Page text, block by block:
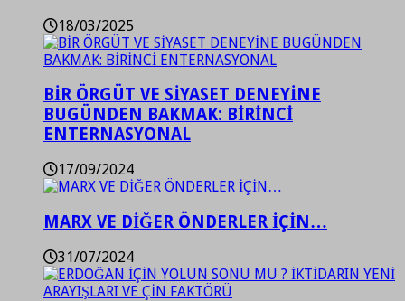
18/03/2025
BİR ÖRGÜT VE SİYASET DENEYİNE
BUGÜNDEN BAKMAK: BİRİNCİ
ENTERNASYONAL
17/09/2024
MARX VE DİĞER ÖNDERLER İÇİN…
31/07/2024